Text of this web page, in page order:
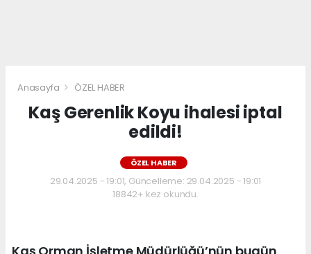
Anasayfa ÖZEL HABER
Kaş Gerenlik Koyu ihalesi iptal
edildi!
ÖZEL HABER
29.04.2025 - 19:01, Güncelleme: 29.04.2025 - 19:01
18842+ kez okundu.